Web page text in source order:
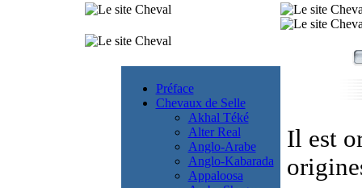
Préface
Chevaux de Selle
Akhal Téké
Alter Real
Anglo-Arabe
Anglo-Kabarada
Appaloosa
Il est